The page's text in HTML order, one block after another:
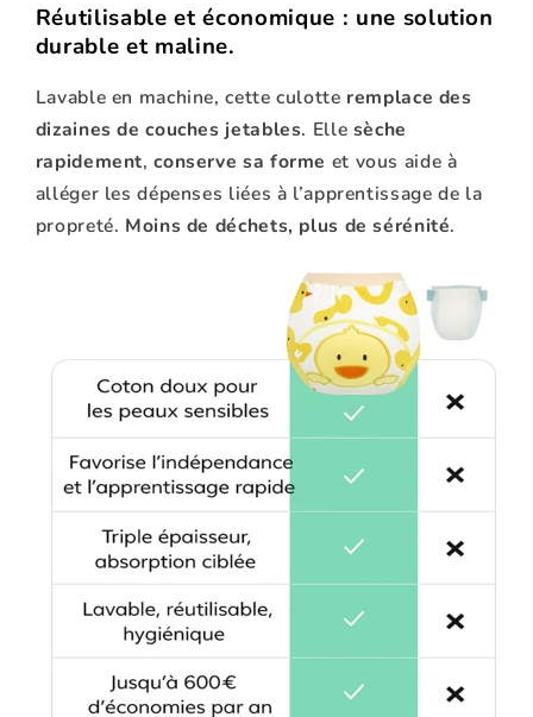
Réutilisable et économique : une solution
durable et maline.
Lavable en machine, cette culotte remplace des
dizaines de couches jetables. Elle sèche
rapidement,conserve sa forme et vous aide à
alléger les dépenses liées à l’apprentissage de la
propreté. Moins de déchets, plus de sérénité.